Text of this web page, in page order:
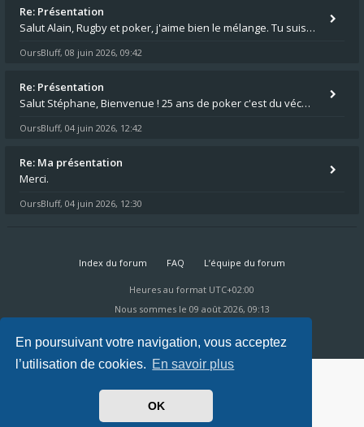
En poursuivant votre navigation, vous acceptez
l’utilisation de cookies. En savoir plus
OK
Re: Présentation
Salut Alain, Rugby et poker, j'aime bien le mélange. Tu suis le rugby du coin ? Moi j'essaie d'aller voir des matchs de
OursBluff, 08 juin 2026, 09:42
Re: Présentation
Salut Stéphane, Bienvenue ! 25 ans de poker c'est du vécu quand même. Moi je suis relativementnouveau (2018) mais j'ai a
OursBluff, 04 juin 2026, 12:42
Re: Ma présentation
Merci.
OursBluff, 04 juin 2026, 12:30
Index du forum FAQ L’équipe du forum
Heures au format UTC+02:00
Nous sommes le 09 août 2026, 09:13
Ravaio Theme by Gramziu